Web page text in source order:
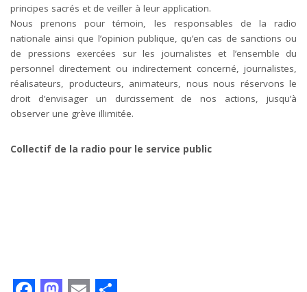
principes sacrés et de veiller à leur application.
Nous prenons pour témoin, les responsables de la radio
nationale ainsi que l’opinion publique, qu’en cas de sanctions ou
de pressions exercées sur les journalistes et l’ensemble du
personnel directement ou indirectement concerné, journalistes,
réalisateurs, producteurs, animateurs, nous nous réservons le
droit d’envisager un durcissement de nos actions, jusqu’à
observer une grève illimitée.
Collectif de la radio pour le service public